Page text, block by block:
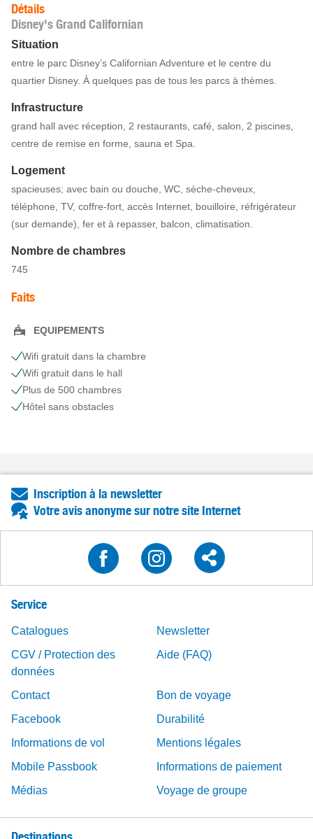
Détails
Disney's Grand Californian
Situation
entre le parc Disney’s Californian Adventure et le centre du
quartier Disney. À quelques pas de tous les parcs à thèmes.
Infrastructure
grand hall avec réception, 2 restaurants, café, salon, 2 piscines,
centre de remise en forme, sauna et Spa.
Logement
spacieuses; avec bain ou douche, WC, sèche-cheveux,
téléphone, TV, coffre-fort, accès Internet, bouilloire, réfrigérateur
(sur demande), fer et à repasser, balcon, climatisation.
Nombre de chambres
745
Faits
EQUIPEMENTS
Wifi gratuit dans la chambre
Wifi gratuit dans le hall
Plus de 500 chambres
Hôtel sans obstacles
Inscription à la newsletter
Votre avis anonyme sur notre site Internet
Service
Catalogues
Newsletter
CGV / Protection des
données
Aide (FAQ)
Contact
Bon de voyage
Facebook
Durabilité
Informations de vol
Mentions légales
Mobile Passbook
Informations de paiement
Médias
Voyage de groupe